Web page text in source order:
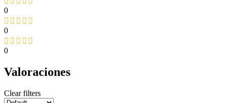
0
0
0
Valoraciones
Clear filters